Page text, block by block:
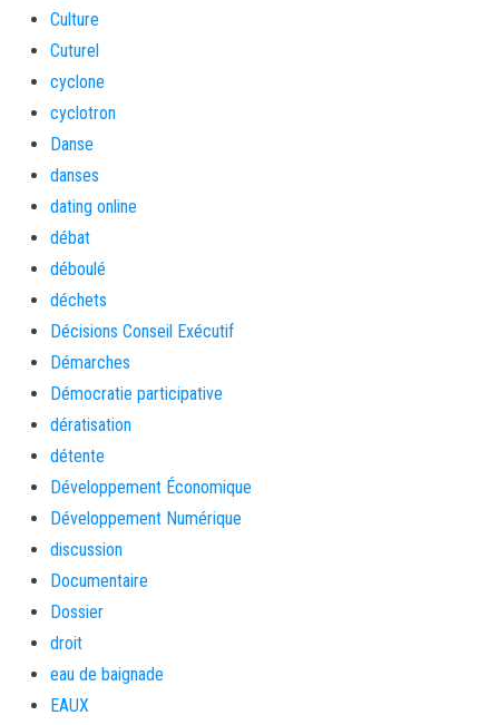
Culture
Cuturel
cyclone
cyclotron
Danse
danses
dating online
débat
déboulé
déchets
Décisions Conseil Exécutif
Démarches
Démocratie participative
dératisation
détente
Développement Économique
Développement Numérique
discussion
Documentaire
Dossier
droit
eau de baignade
EAUX